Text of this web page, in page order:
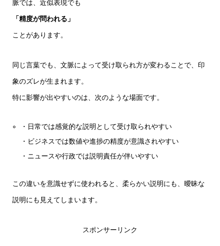
脈では、近似表現でも
「精度が問われる」
ことがあります。
同じ言葉でも、文脈によって受け取られ方が変わることで、印
象のズレが生まれます。
特に影響が出やすいのは、次のような場面です。
・日常では感覚的な説明として受け取られやすい
・ビジネスでは数値や進捗の精度が意識されやすい
・ニュースや行政では説明責任が伴いやすい
この違いを意識せずに使われると、柔らかい説明にも、曖昧な
説明にも見えてしまいます。
スポンサーリンク